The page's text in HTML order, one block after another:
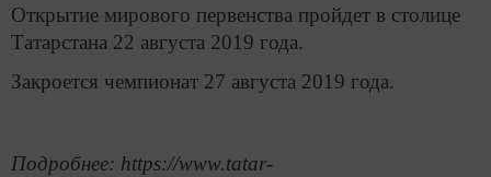
Открытие мирового первенства пройдет в столице
Татарстана 22 августа 2019 года.
Закроется чемпионат 27 августа 2019 года.
Подробнее: https://www.tatar-